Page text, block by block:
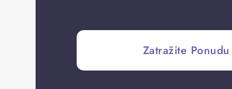
Zatražite Ponudu